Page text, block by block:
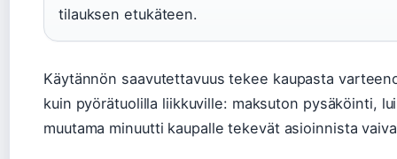
tilauksen etukäteen.
Käytännön saavutettavuus tekee kaupasta
kuin pyörätuolilla liikkuville: maksuton pysäköinti,
muutama minuutti kaupalle tekevät asioinnista